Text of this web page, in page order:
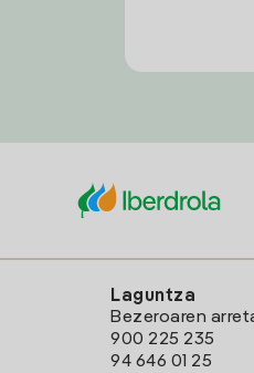
Laguntza
Bezeroaren
900 225 235
94 646 01 25